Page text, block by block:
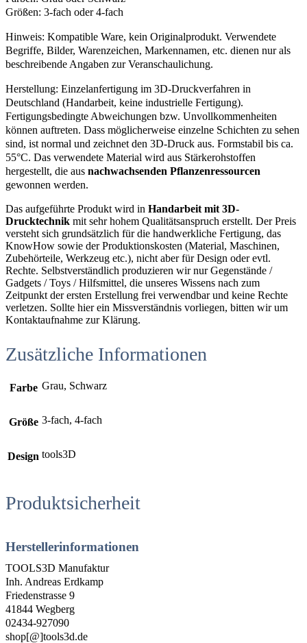
Größen: 3-fach oder 4-fach
Hinweis: Kompatible Ware, kein Originalprodukt. Verwendete
Begriffe, Bilder, Warenzeichen, Markennamen, etc. dienen nur als
beschreibende Angaben zur Veranschaulichung.
Herstellung: Einzelanfertigung im 3D-Druckverfahren in
Deutschland (Handarbeit, keine industrielle Fertigung).
Fertigungsbedingte Abweichungen bzw. Unvollkommenheiten
können auftreten. Dass möglicherweise einzelne Schichten zu sehen
sind, ist normal und zeichnet den 3D-Druck aus. Formstabil bis ca.
55°C. Das verwendete Material wird aus Stärkerohstoffen
hergestellt, die aus nachwachsenden Pflanzenressourcen
gewonnen werden.
Das aufgeführte Produkt wird in Handarbeit mit 3D-
Drucktechnik mit sehr hohem Qualitätsanspruch erstellt. Der Preis
versteht sich grundsätzlich für die handwerkliche Fertigung, das
KnowHow sowie der Produktionskosten (Material, Maschinen,
Zubehörteile, Werkzeug etc.), nicht aber für Design oder evtl.
Rechte. Selbstverständlich produzieren wir nur Gegenstände /
Gadgets / Toys / Hilfsmittel, die unseres Wissens nach zum
Zeitpunkt der ersten Erstellung frei verwendbar und keine Rechte
verletzen. Sollte hier ein Missverständnis vorliegen, bitten wir um
Kontaktaufnahme zur Klärung.
Zusätzliche Informationen
Farbe Grau, Schwarz
Größe 3-fach, 4-fach
Design tools3D
Produktsicherheit
Herstellerinformationen
TOOLS3D Manufaktur
Inh. Andreas Erdkamp
Friedenstrasse 9
41844 Wegberg
02434-927090
shop[@]tools3d.de